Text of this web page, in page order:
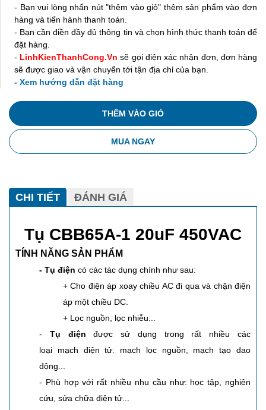
- Bạn vui lòng nhấn nút "thêm vào giỏ" thêm sản phẩm vào đơn
hàng và tiến hành thanh toán.
- Bạn cần điền đầy đủ thông tin và chọn hình thức thanh toán để
đặt hàng.
- LinhKienThanhCong.Vn sẽ gọi điện xác nhận đơn, đơn hàng
sẽ được giao và vận chuyển tới tận địa chỉ của bạn.
- Xem hướng dẫn đặt hàng
THÊM VÀO GIỎ
MUA NGAY
CHI TIẾT ĐÁNH GIÁ
Tụ CBB65A-1 20uF 450VAC
TÍNH NĂNG SẢN PHẨM
- Tụ điện có các tác dụng chính như sau:
+ Cho điện áp xoay chiều AC đi qua và chặn điện
áp một chiều DC.
+ Lọc nguồn, lọc nhiễu...
- Tụ điện được sử dụng trong rất nhiều các
loại mạch điện tử: mạch lọc nguồn, mạch tạo dao
động...
- Phù hợp với rất nhiều nhu cầu như: học tập, nghiên
cứu, sửa chữa điện tử...